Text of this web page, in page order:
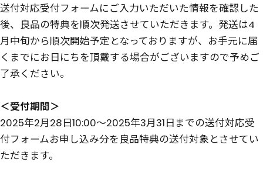
送付対応受付フォームにご入力いただいた情報を確認した
後、良品の特典を順次発送させていただきます。発送は4
月中旬から順次開始予定となっておりますが、お手元に届
くまでにお日にちを頂戴する場合がございますので予めご
了承ください。
＜受付期間＞
2025年2月28日10:00～2025年3月31日までの送付対応受
付フォームお申し込み分を良品特典の送付対象とさせてい
ただきます。